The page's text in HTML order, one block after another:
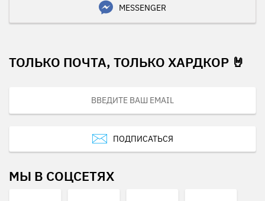
MESSENGER
ТОЛЬКО ПОЧТА, ТОЛЬКО ХАРДКОР 🤘
ПОДПИСАТЬСЯ
МЫ В СОЦСЕТЯХ